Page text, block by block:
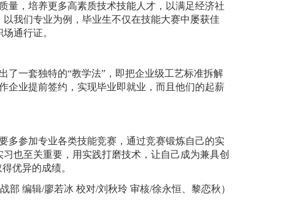
量，培养更多高素质技术技能人才，以满足经济社
我们专业为例，毕业生不仅在技能大赛中屡获佳
通行证。
了一套独特的“教学法”，即把企业级工艺标准拆解
企业提前签约，实现毕业即就业，而且他们的起薪
多参加专业各类技能竞赛，通过竞赛锻炼自己的实
也至关重要，用实践打磨技术，让自己成为兼具创
优异的成绩。
部 编辑/廖若冰 校对/刘秋玲 审核/徐永恒、黎恋秋）